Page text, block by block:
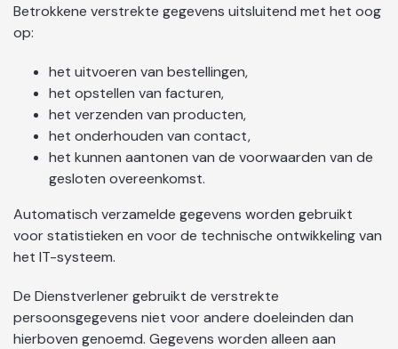
Betrokkene verstrekte gegevens uitsluitend met het oog
op:
het uitvoeren van bestellingen,
het opstellen van facturen,
het verzenden van producten,
het onderhouden van contact,
het kunnen aantonen van de voorwaarden van de
gesloten overeenkomst.
Automatisch verzamelde gegevens worden gebruikt
voor statistieken en voor de technische ontwikkeling van
het IT-systeem.
De Dienstverlener gebruikt de verstrekte
persoonsgegevens niet voor andere doeleinden dan
hierboven genoemd. Gegevens worden alleen aan